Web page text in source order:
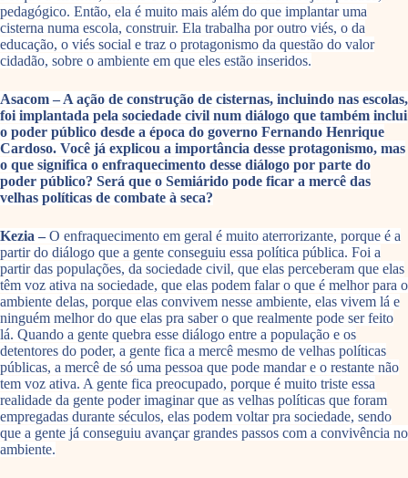
pedagógico. Então, ela é muito mais além do que implantar uma
cisterna numa escola, construir. Ela trabalha por outro viés, o da
educação, o viés social e traz o protagonismo da questão do valor
cidadão, sobre o ambiente em que eles estão inseridos.
Asacom – A ação de construção de cisternas, incluindo nas escolas,
foi implantada pela sociedade civil num diálogo que também inclui
o poder público desde a época do governo Fernando Henrique
Cardoso. Você já explicou a importância desse protagonismo, mas
o que significa o enfraquecimento desse diálogo por parte do
poder público? Será que o Semiárido pode ficar a mercê das
velhas políticas de combate à seca?
Kezia – O enfraquecimento em geral é muito aterrorizante, porque é a
partir do diálogo que a gente conseguiu essa política pública. Foi a
partir das populações, da sociedade civil, que elas perceberam que elas
têm voz ativa na sociedade, que elas podem falar o que é melhor para o
ambiente delas, porque elas convivem nesse ambiente, elas vivem lá e
ninguém melhor do que elas pra saber o que realmente pode ser feito
lá. Quando a gente quebra esse diálogo entre a população e os
detentores do poder, a gente fica a mercê mesmo de velhas políticas
públicas, a mercê de só uma pessoa que pode mandar e o restante não
tem voz ativa. A gente fica preocupado, porque é muito triste essa
realidade da gente poder imaginar que as velhas políticas que foram
empregadas durante séculos, elas podem voltar pra sociedade, sendo
que a gente já conseguiu avançar grandes passos com a convivência no
ambiente.